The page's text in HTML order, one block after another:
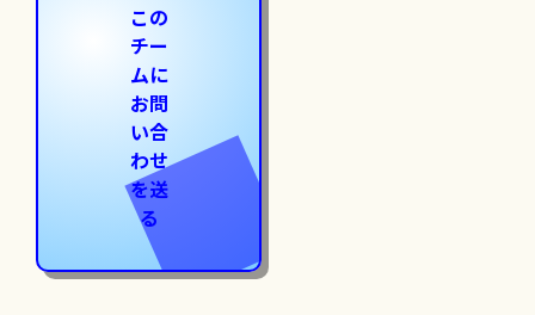
この
チー
ムに
お問
い合
わせ
を送
る